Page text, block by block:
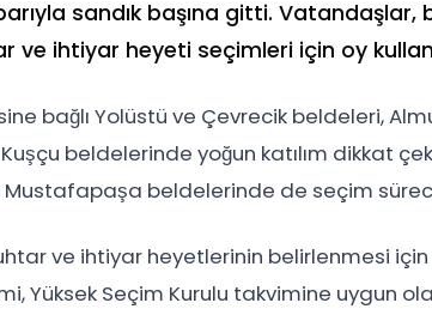
sandık başına gitti. Vatandaşlar,
ve ihtiyar heyeti seçimleri için oy
bağlı Yolüstü ve Çevrecik beldeleri,
beldelerinde yoğun katılım dikkat
Mustafapaşa beldelerinde de seçim
ve ihtiyar heyetlerinin belirlenmesi
Yüksek Seçim Kurulu takvimine uygun